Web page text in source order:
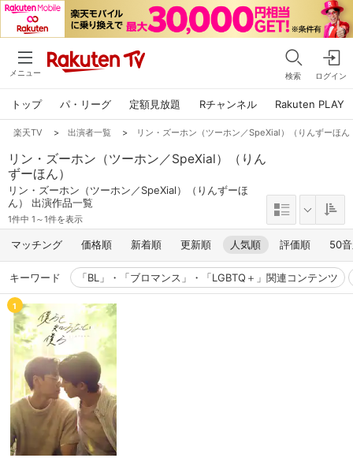
メニュー 検索 ログイン
トップ パ・リーグ 定額見放題 Rチャンネル Rakuten PLAY
楽天TV > 出演者一覧 > リン・ズーホン（ツーホン／SpeXial）（りんずーほん
リン・ズーホン（ツーホン／SpeXial）（りん
ずーほん）
リン・ズーホン（ツーホン／SpeXial）（りんずーほ
ん） 出演作品一覧
1件中 1～1件を表示
マッチング 価格順 新着順 更新順 人気順 評価順 50
キーワード 「BL」・「ブロマンス」・「LGBTQ＋」関連コンテンツ
1